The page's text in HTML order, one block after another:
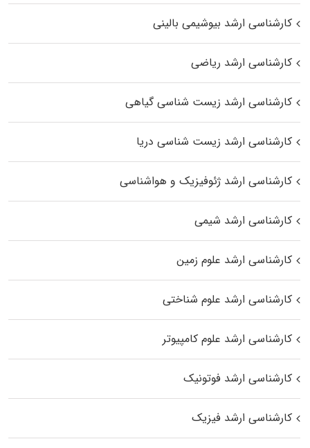
کارشناسی ارشد بیوشیمی بالینی
کارشناسی ارشد ریاضی
کارشناسی ارشد زیست‌ شناسی گیاهی
کارشناسی ارشد زیست‌ شناسی دریا
کارشناسی ارشد ژئوفیزیک و هواشناسی
کارشناسی ارشد شیمی
کارشناسی ارشد علوم زمین
کارشناسی ارشد علوم شناختی
کارشناسی ارشد علوم کامپیوتر
کارشناسی ارشد فوتونیک
کارشناسی ارشد فیزیک